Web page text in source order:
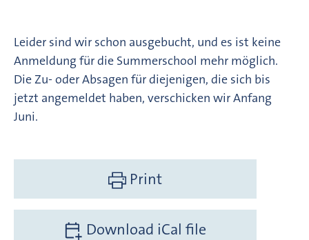
Leider sind wir schon ausgebucht, und es ist keine
Anmeldung für die Summerschool mehr möglich.
Die Zu- oder Absagen für diejenigen, die sich bis
jetzt angemeldet haben, verschicken wir Anfang
Juni.
Print
Download iCal file